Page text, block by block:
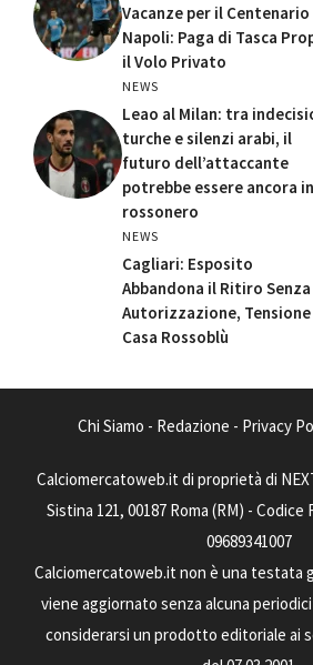
Vacanze per il
Napoli: Paga di Tasca
il Volo Privato
NEWS
Leao al Milan: tra
turche e silenzi arabi, il
futuro dell’attaccante
potrebbe essere ancora in
rossonero
NEWS
Cagliari: Esposito
Abbandona il Ritiro Senza
Autorizzazione, Tensione
Casa Rossoblù
Chi Siamo - Redazione - Privacy
Calciomercatoweb.it di proprietà di
Sistina 121, 00187 Roma (RM) - Codice
09689341007
Calciomercatoweb.it non è una testata
viene aggiornato senza alcuna
considerarsi un prodotto editoriale ai